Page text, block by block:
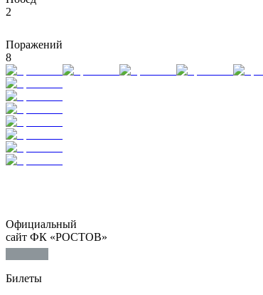
2
Поражений
8
Официальный
сайт ФК «РОСТОВ»
Билеты